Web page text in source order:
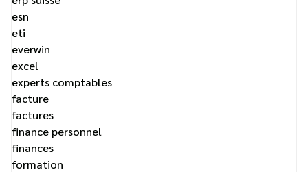
esn
eti
everwin
excel
experts comptables
facture
factures
finance personnel
finances
formation